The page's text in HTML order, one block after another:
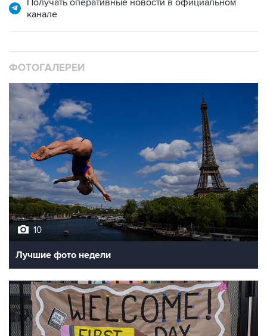
Получать оперативные новости в официальном
канале
ФОТОГАЛЕРЕИ
10
Лучшие фото недели